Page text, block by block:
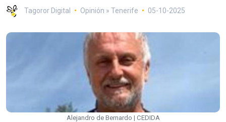
Tagoror Digital Opinión » Tenerife 05-10-2025
Alejandro de Bernardo | CEDIDA